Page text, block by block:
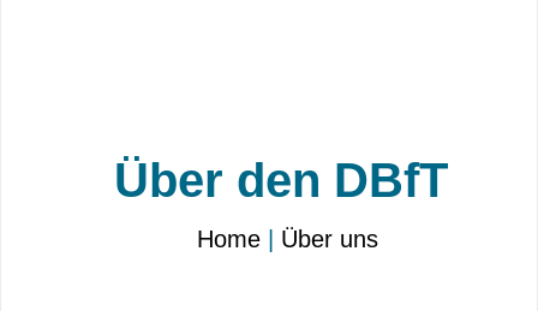
Über den DBfT
Home| Über uns